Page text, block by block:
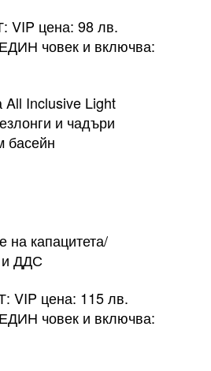
цена: 98 лв.
човек и включва:
All Inclusive Light
и чадъри
басейн
на капацитета/
и ДДС​
цена: 115 лв.
човек и включва: